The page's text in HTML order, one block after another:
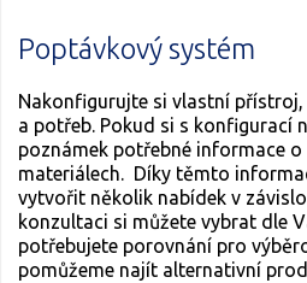
Poptávkový systém
Nakonfigurujte si vlastní
a potřeb. Pokud si s konfigurací
poznámek potřebné informace
materiálech. Díky těmto
vytvořit několik nabídek v
konzultaci si můžete vybrat dle
potřebujete porovnání pro
pomůžeme najít alternativní